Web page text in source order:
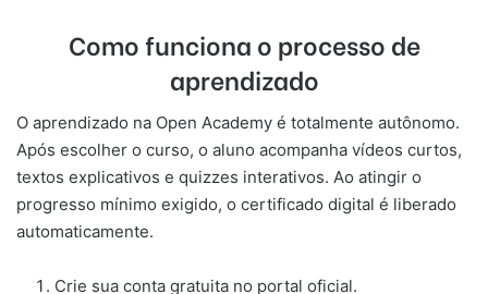
Como funciona o processo de
aprendizado
O aprendizado na Open Academy é totalmente autônomo.
Após escolher o curso, o aluno acompanha vídeos curtos,
textos explicativos e quizzes interativos. Ao atingir o
progresso mínimo exigido, o certificado digital é liberado
automaticamente.
Crie sua conta gratuita no portal oficial.